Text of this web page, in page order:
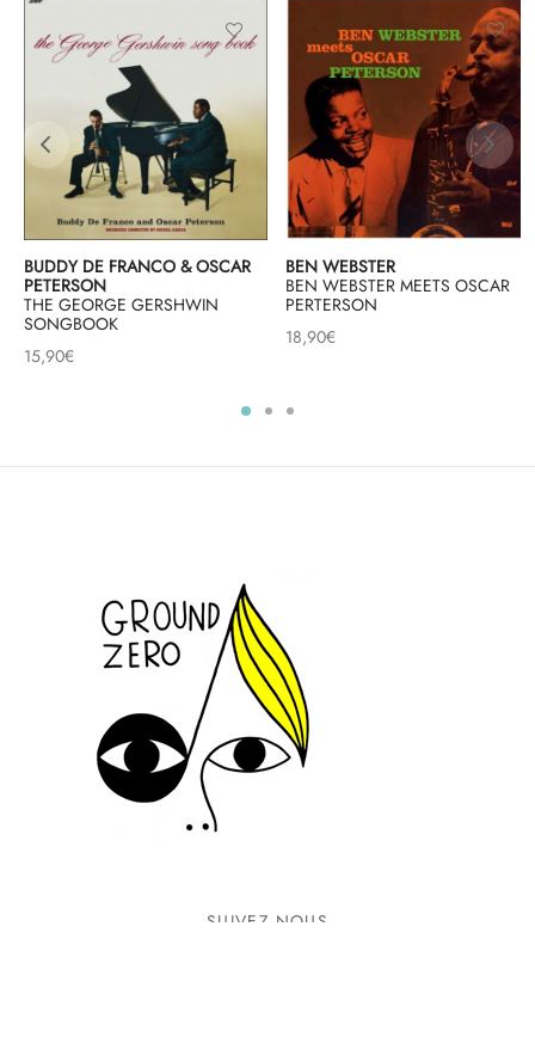
BUDDY DE FRANCO & OSCAR
PETERSON
THE GEORGE GERSHWIN
SONGBOOK
15,90€
BEN WEBSTER
BEN WEBSTER MEETS OSCAR
PERTERSON
18,90€
SUIVEZ-NOUS